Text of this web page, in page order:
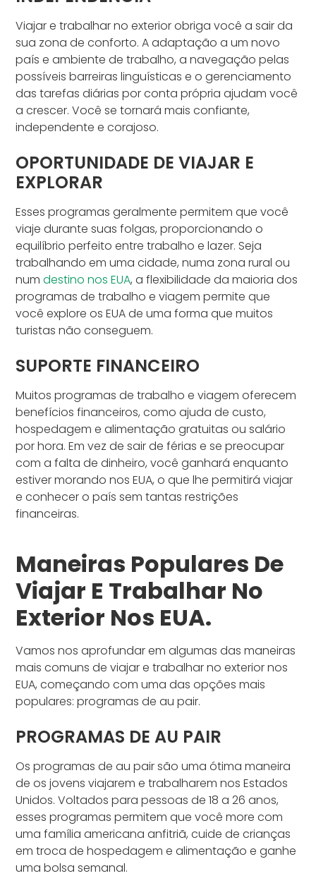
Viajar e trabalhar no exterior obriga você a sair da
sua zona de conforto. A adaptação a um novo
país e ambiente de trabalho, a navegação pelas
possíveis barreiras linguísticas e o gerenciamento
das tarefas diárias por conta própria ajudam você
a crescer. Você se tornará mais confiante,
independente e corajoso.
OPORTUNIDADE DE VIAJAR E
EXPLORAR
Esses programas geralmente permitem que você
viaje durante suas folgas, proporcionando o
equilíbrio perfeito entre trabalho e lazer. Seja
trabalhando em uma cidade, numa zona rural ou
numdestino nos EUA, a flexibilidade da maioria dos
programas de trabalho e viagem permite que
você explore os EUA de uma forma que muitos
turistas não conseguem.
SUPORTE FINANCEIRO
Muitos programas de trabalho e viagem oferecem
benefícios financeiros, como ajuda de custo,
hospedagem e alimentação gratuitas ou salário
por hora. Em vez de sair de férias e se preocupar
com a falta de dinheiro, você ganhará enquanto
estiver morando nos EUA, o que lhe permitirá viajar
e conhecer o país sem tantas restrições
financeiras.
Maneiras Populares De
Viajar E Trabalhar No
Exterior Nos EUA.
Vamos nos aprofundar em algumas das maneiras
mais comuns de viajar e trabalhar no exterior nos
EUA, começando com uma das opções mais
populares: programas de au pair.
PROGRAMAS DE AU PAIR
Os programas de au pair são uma ótima maneira
de os jovens viajarem e trabalharem nos Estados
Unidos. Voltados para pessoas de 18 a 26 anos,
esses programas permitem que você more com
uma família americana anfitriã, cuide de crianças
em troca de hospedagem e alimentação e ganhe
uma bolsa semanal.